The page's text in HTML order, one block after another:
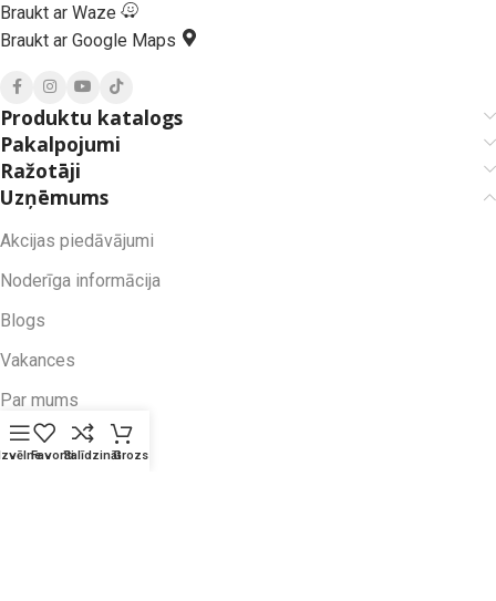
Braukt ar Waze
Braukt ar Google Maps
Produktu katalogs
Pakalpojumi
Ražotāji
Uzņēmums
Akcijas piedāvājumi
Noderīga informācija
Blogs
Vakances
Par mums
Kontakti
FavorītiSalīdzinātGrozs